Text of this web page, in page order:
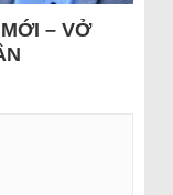
– VỞ